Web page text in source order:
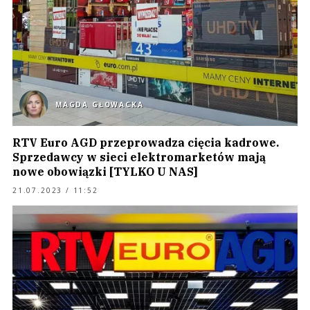
MAGDA GŁOWACKA
RTV Euro AGD przeprowadza cięcia kadrowe.
Sprzedawcy w sieci elektromarketów mają
nowe obowiązki [TYLKO U NAS]
21.07.2023 / 11:52